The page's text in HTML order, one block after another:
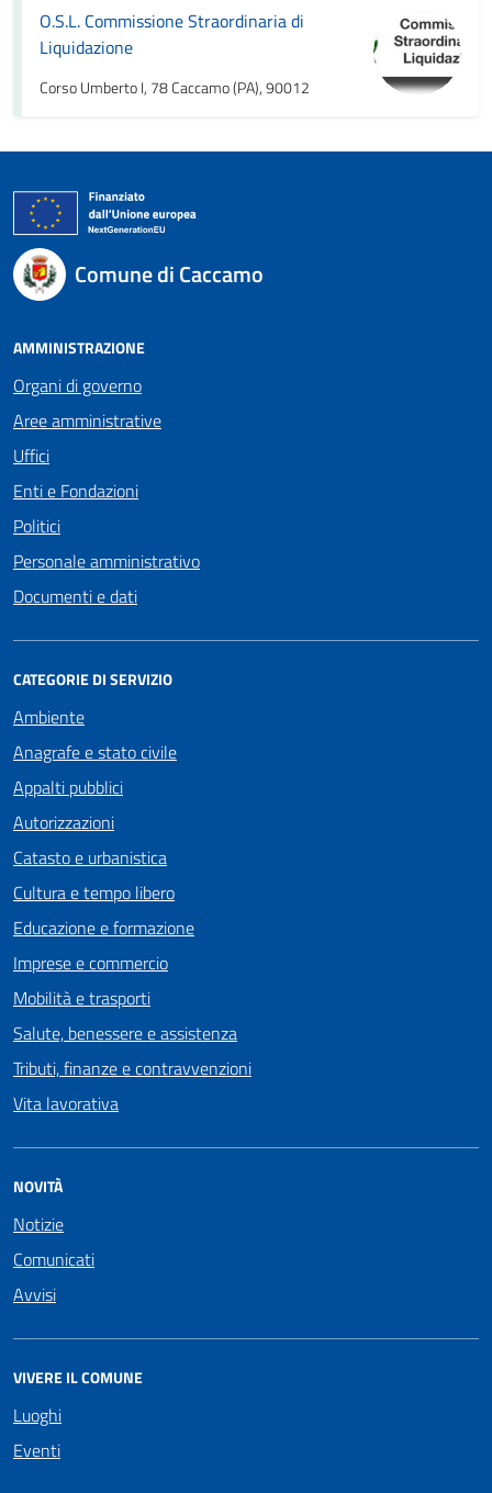
O.S.L. Commissione Straordinaria di
Liquidazione
Corso Umberto I, 78 Caccamo (PA), 90012
Comune di Caccamo
AMMINISTRAZIONE
Organi di governo
Aree amministrative
Uffici
Enti e Fondazioni
Politici
Personale amministrativo
Documenti e dati
CATEGORIE DI SERVIZIO
Ambiente
Anagrafe e stato civile
Appalti pubblici
Autorizzazioni
Catasto e urbanistica
Cultura e tempo libero
Educazione e formazione
Imprese e commercio
Mobilità e trasporti
Salute, benessere e assistenza
Tributi, finanze e contravvenzioni
Vita lavorativa
NOVITÀ
Notizie
Comunicati
Avvisi
VIVERE IL COMUNE
Luoghi
Eventi